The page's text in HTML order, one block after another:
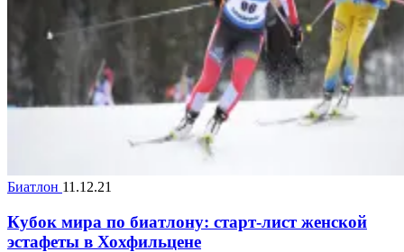
Биатлон 11.12.21
Кубок мира по биатлону: старт-лист женской
эстафеты в Хохфильцене